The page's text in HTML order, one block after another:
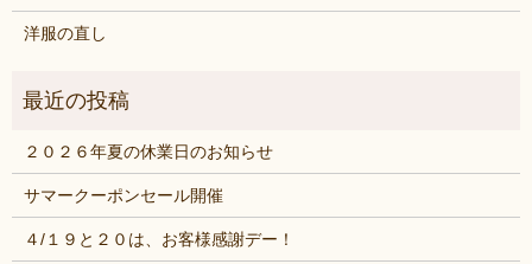
洋服の直し
２０２６年夏の休業日のお知らせ
サマークーポンセール開催
４/１９と２０は、お客様感謝デー！